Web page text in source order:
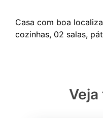
Casa com boa